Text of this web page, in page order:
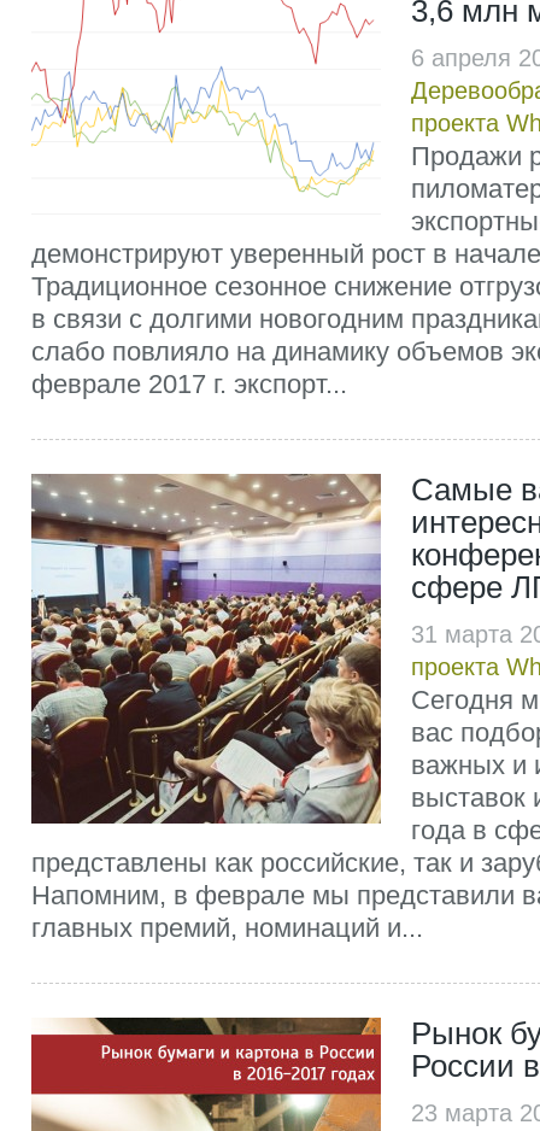
3,6 млн
6 апреля
проекта
Продажи
демонстрируют уверенный рост в
Традиционное сезонное снижение
в связи с долгими новогодним
слабо повлияло на динамику объемов
феврале 2017 г. экспорт...
Самые
сфере
31 марта
проекта
Сегодня
вас
важных и
выставок
года в
представлены как российские, так и
Напомним, в феврале мы представили
главных премий, номинаций и...
Рынок
России
23 марта